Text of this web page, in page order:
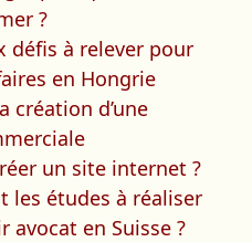
?
défis à relever pour
en Hongrie
création d’une
un site internet ?
les études à réaliser
avocat en Suisse ?